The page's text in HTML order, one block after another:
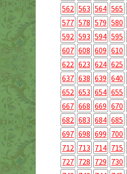
562 563 564 565
577 578 579 580
592 593 594 595
607 608 609 610
622 623 624 625
637 638 639 640
652 653 654 655
667 668 669 670
682 683 684 685
697 698 699 700
712 713 714 715
727 728 729 730